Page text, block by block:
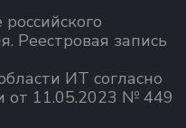
Реестровая запись
ИТ согласно
от 11.05.2023 № 449